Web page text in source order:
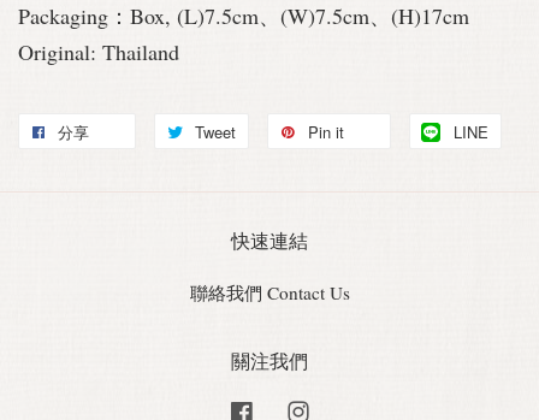
Packaging：Box, (L)7.5cm、(W)7.5cm、(H)17cm
Original: Thailand
分享 Tweet Pin it LINE
快速連結
聯絡我們 Contact Us
關注我們
Facebook